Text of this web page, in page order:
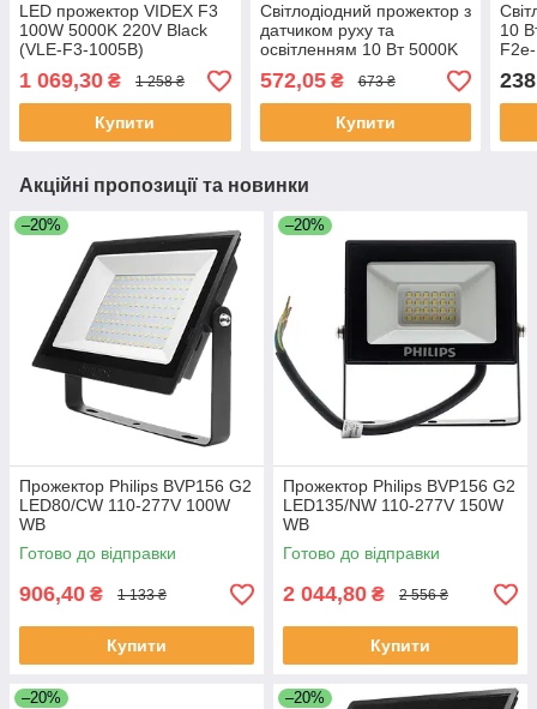
LED прожектор VIDEX F3
100W 5000K 220V Black
(VLE-F3-1005B)
1 069,30 ₴ 1 258 ₴
Купити
Світлодіодний прожектор з
датчиком руху та
освітленням 10 Вт 5000K
220V VIDEX (VL-F2e105W-
S)
572,05₴ 673 ₴
Купити
10
238
Акційні пропозиції та новинки
–20%
Прожектор Philips BVP156 G2
LED80/CW 110-277V 100W
WB
Готово до відправки
906,40 ₴ 1 133 ₴
Купити
–20%
Прожектор Philips BVP156 G2
LED135/NW 110-277V 150W
WB
Готово до відправки
2 044,80 ₴ 2 556 ₴
Купити
–20% –20%